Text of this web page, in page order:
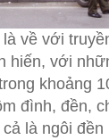
về với
hiến, với
khoảng
đình, đền,
là ngôi